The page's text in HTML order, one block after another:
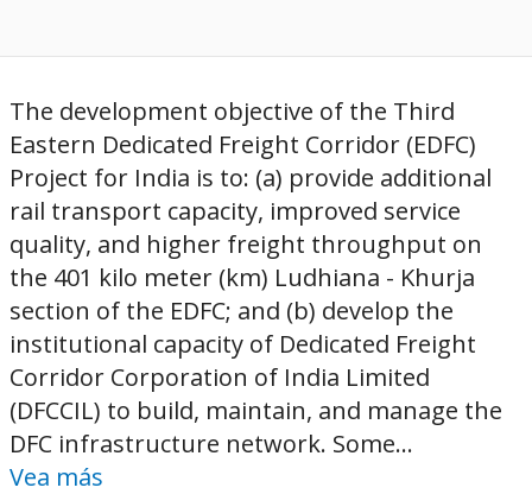
The development objective of the Third
Eastern Dedicated Freight Corridor (EDFC)
Project for India is to: (a) provide additional
rail transport capacity, improved service
quality, and higher freight throughput on
the 401 kilo meter (km) Ludhiana - Khurja
section of the EDFC; and (b) develop the
institutional capacity of Dedicated Freight
Corridor Corporation of India Limited
(DFCCIL) to build, maintain, and manage the
DFC infrastructure network. Some...
Vea más